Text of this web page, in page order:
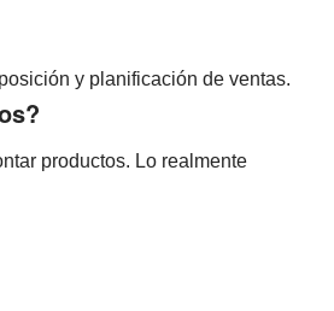
y planificación de ventas.
productos. Lo realmente